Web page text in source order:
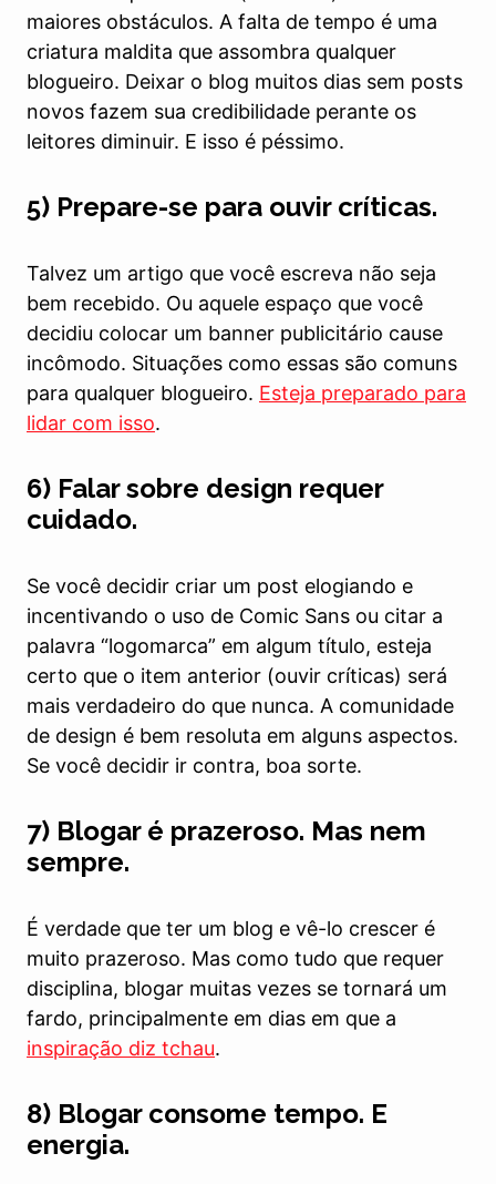
maiores obstáculos. A falta de tempo é uma
criatura maldita que assombra qualquer
blogueiro. Deixar o blog muitos dias sem posts
novos fazem sua credibilidade perante os
leitores diminuir. E isso é péssimo.
5) Prepare-se para ouvir críticas.
Talvez um artigo que você escreva não seja
bem recebido. Ou aquele espaço que você
decidiu colocar um banner publicitário cause
incômodo. Situações como essas são comuns
para qualquer blogueiro. Esteja preparado para
lidar com isso.
6) Falar sobre design requer
cuidado.
Se você decidir criar um post elogiando e
incentivando o uso de Comic Sans ou citar a
palavra “logomarca” em algum título, esteja
certo que o item anterior (ouvir críticas) será
mais verdadeiro do que nunca. A comunidade
de design é bem resoluta em alguns aspectos.
Se você decidir ir contra, boa sorte.
7) Blogar é prazeroso. Mas nem
sempre.
É verdade que ter um blog e vê-lo crescer é
muito prazeroso. Mas como tudo que requer
disciplina, blogar muitas vezes se tornará um
fardo, principalmente em dias em que a
inspiração diz tchau.
8) Blogar consome tempo. E
energia.